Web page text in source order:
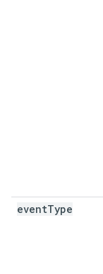
eventType